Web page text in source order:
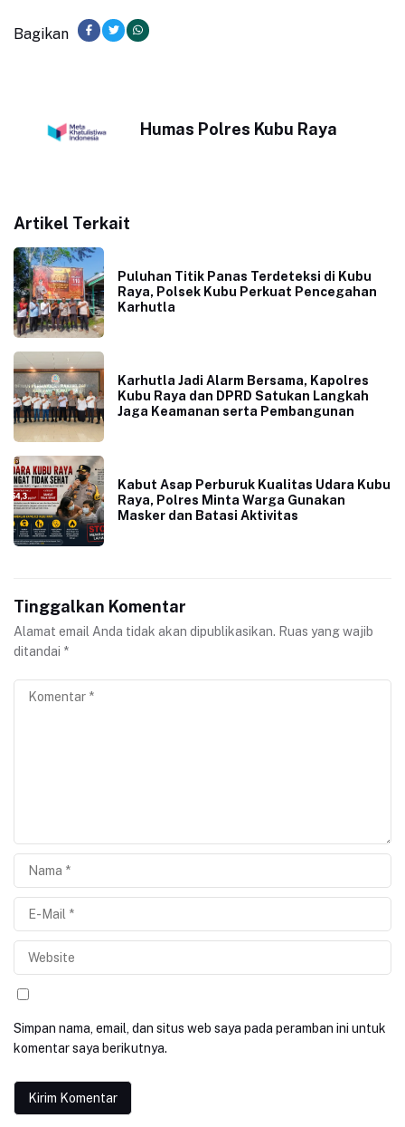
Bagikan
Humas Polres Kubu Raya
Artikel Terkait
Puluhan Titik Panas Terdeteksi di Kubu
Raya, Polsek Kubu Perkuat Pencegahan
Karhutla
Karhutla Jadi Alarm Bersama, Kapolres
Kubu Raya dan DPRD Satukan Langkah
Jaga Keamanan serta Pembangunan
Kabut Asap Perburuk Kualitas Udara Kubu
Raya, Polres Minta Warga Gunakan
Masker dan Batasi Aktivitas
Tinggalkan Komentar
Alamat email Anda tidak akan dipublikasikan. Ruas yang wajib
ditandai *
Simpan nama, email, dan situs web saya pada peramban ini untuk
komentar saya berikutnya.